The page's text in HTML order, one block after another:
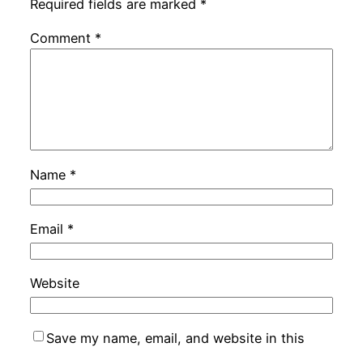
Required fields are marked *
Comment *
Name *
Email *
Website
Save my name, email, and website in this